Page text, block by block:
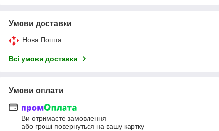
Умови доставки
Нова Пошта
Всі умови доставки
Умови оплати
Ви отримаєте замовлення
або гроші повернуться на вашу картку